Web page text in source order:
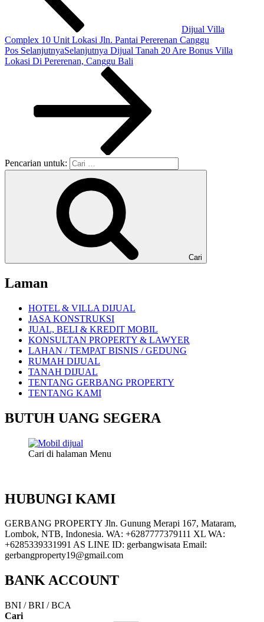
Dijual Villa
Complex 10 Unit Lokasi Jln. Pantai Pererenan Canggu
Pos SelanjutnyaSelanjutnya Dijual Tanah 20 Are Bonus Villa
Lokasi Di Pererenan, Canggu Bali
Pencarian untuk:
Cari
Laman
HOTEL & VILLA DIJUAL
JASA KONSTRUKSI
JUAL, BELI & KREDIT MOBIL
KONSULTAN PROPERTY & LAWYER
LAHAN / TEMPAT BISNIS / GEDUNG
RUMAH DIJUAL
TANAH DIJUAL
TENTANG GERBANG PROPERTY
TENTANG KAMI
BUTUH UANG SEGERA
Cari di halaman Menu
HUBUNGI KAMI
GERBANG PROPERTY Jln. Gunung Merapi 167, Mataram,
Lombok, NTB, Indonesia. WA: +6287777379111 XL WA:
+6285339331991 AS LINE ID: gerbangwisata Email:
gerbangproperty19@gmail.com
BANK ACCOUNT
BNI / BRI / BCA
Cari